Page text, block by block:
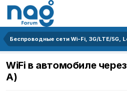
Беспроводные сети Wi-Fi, 3G/LTE/5G,
WiFi в автомобиле
A)